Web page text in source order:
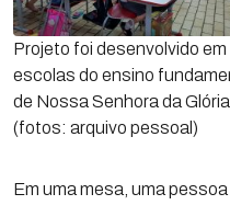
Projeto foi desenvolvido em
escolas do ensino
de Nossa Senhora da Glória.
(fotos: arquivo pessoal)
Em uma mesa, uma